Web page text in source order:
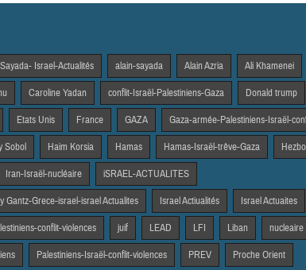
Israel-Actualités alain-sayada Alain Azria Ali Khamenei
Caroline Yadan conflit-Israël-Palestiniens-Gaza Donald trump
Etats Unis France GAZA Gaza-armée-Palestiniens-Israël-
Sobol Haim Korsia Hamas Hamas-Israël-trêve-Gaza
Iran-Israël-nucléaire iSRAEL-ACTUALITES
Gantz-Grece-israel-israel Actualites Israel Actiualités Israel Actuaites
conflit-violences juif LEAD LFI Liban nucleaire
Palestiniens-Israël-conflit-violences PREV Proche Orient